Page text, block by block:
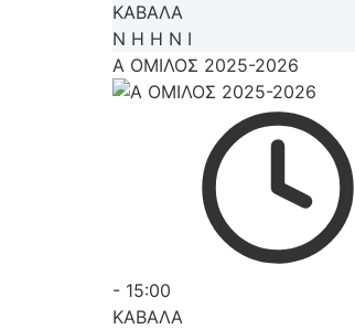
ΚΑΒΑΛΑ
Ν Η Η Ν Ι
Α ΟΜΙΛΟΣ 2025-2026
- 15:00
ΚΑΒΑΛΑ